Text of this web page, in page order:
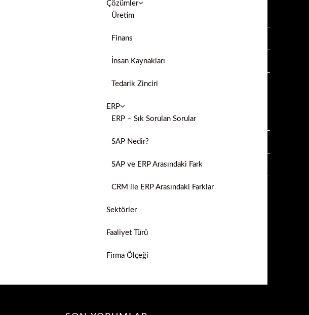
Çözümler
Üretim
Finans
İnsan Kaynakları
Tedarik Zinciri
ERP
ERP – Sık Sorulan Sorular
SAP Nedir?
SAP ve ERP Arasındaki Fark
CRM ile ERP Arasındaki Farklar
Sektörler
Faaliyet Türü
Firma Ölçeği